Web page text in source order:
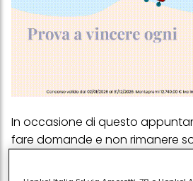
In occasione di questo
fare domande e non rimanere
sono le domande da fare?